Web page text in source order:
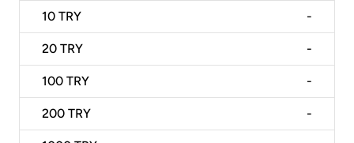
10 TRY -
20 TRY -
100 TRY -
200 TRY -